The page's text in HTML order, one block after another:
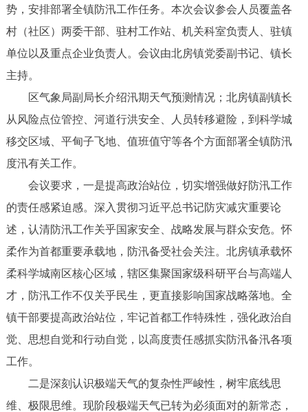
势，安排部署全镇防汛工作任务。本次会议参会人员覆盖各
村（社区）两委干部、驻村工作站、机关科室负责人、驻镇
单位以及重点企业负责人。会议由北房镇党委副书记、镇长
主持。
区气象局副局长介绍汛期天气预测情况；北房镇副镇长
从风险点位管控、河道行洪安全、人员转移避险，到科学城
移交区域、平甸子飞地、值班值守等各个方面部署全镇防汛
度汛有关工作。
会议要求，一是提高政治站位，切实增强做好防汛工作
的责任感紧迫感。深入贯彻习近平总书记防灾减灾重要论
述，认清防汛工作关乎国家安全、战略发展与群众安危。怀
柔作为首都重要承载地，防汛备受社会关注。北房镇承载怀
柔科学城南区核心区域，辖区集聚国家级科研平台与高端人
才，防汛工作不仅关乎民生，更直接影响国家战略落地。全
镇干部要提高政治站位，牢记首都工作特殊性，强化政治自
觉、思想自觉和行动自觉，以高度责任感抓实防汛备汛各项
工作。
二是深刻认识极端天气的复杂性严峻性，树牢底线思
维、极限思维。现阶段极端天气已转为必须面对的新常态，